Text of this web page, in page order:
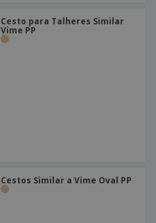
Cesto para Talheres Similar
Vime PP
Cestos Similar a Vime Oval PP